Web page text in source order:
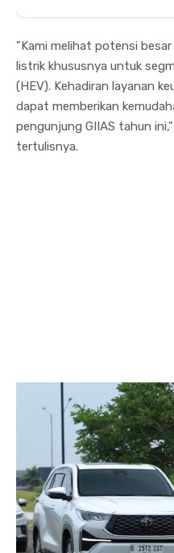
"Kami melihat potensi
listrik khususnya untuk
(HEV). Kehadiran layanan
dapat memberikan
pengunjung GIIAS tahun
tertulisnya.